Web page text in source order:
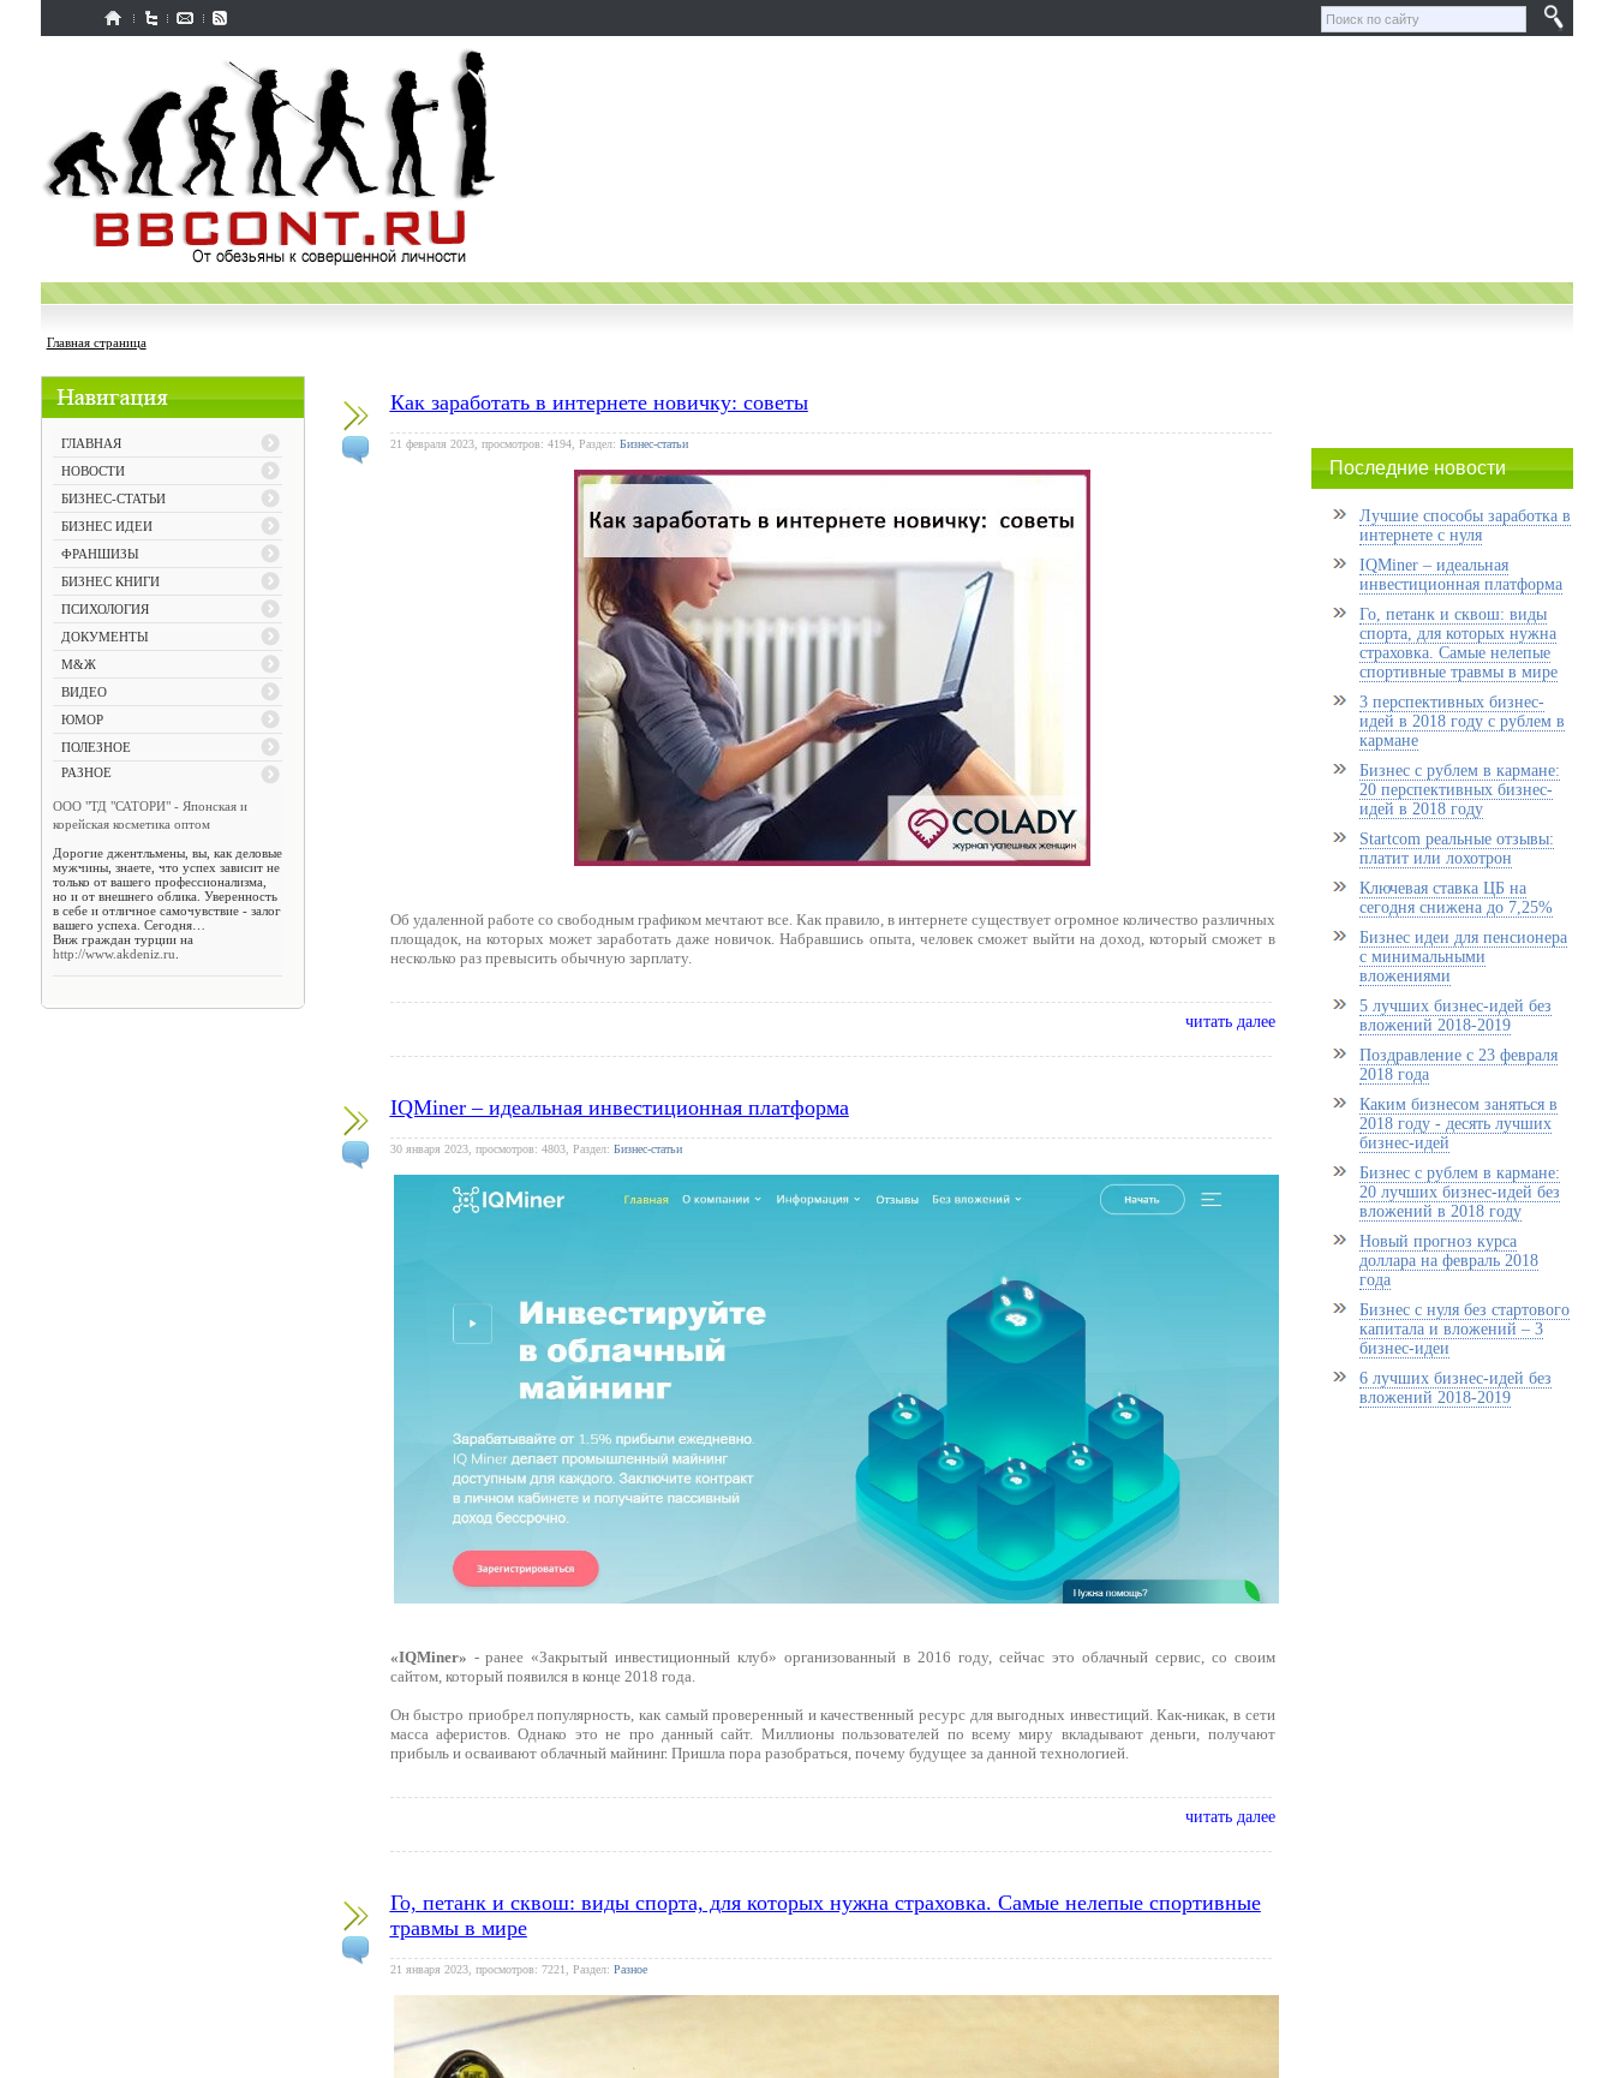
Главная страница
ГЛАВНАЯ
НОВОСТИ
БИЗНЕС-СТАТЬИ
БИЗНЕС ИДЕИ
ФРАНШИЗЫ
БИЗНЕС КНИГИ
ПСИХОЛОГИЯ
ДОКУМЕНТЫ
М&Ж
ВИДЕО
ЮМОР
ПОЛЕЗНОЕ
РАЗНОЕ
ООО "ТД "САТОРИ" - Японская и
корейская косметика оптом
Дорогие джентльмены, вы, как деловые
мужчины, знаете, что успех зависит не
только от вашего профессионализма,
но и от внешнего облика. Уверенность
в себе и отличное самочувствие - залог
вашего успеха. Сегодня…
Внж граждан турции на
http://www.akdeniz.ru
Как заработать в интернете новичку: советы
21 февраля 2023, просмотров: 4194, Раздел: Бизнес-статьи
Об удаленной работе со свободным графиком мечтают все. Как правило, в интернете существует огромное количество различных
площадок, на которых может заработать даже новичок. Набравшись опыта, человек сможет выйти на доход, который сможет в
несколько раз превысить обычную зарплату.
читать далее
IQMiner – идеальная инвестиционная платформа
30 января 2023, просмотров: 4803, Раздел: Бизнес-статьи
«IQMiner» - ранее «Закрытый инвестиционный клуб» организованный в 2016 году, сейчас это облачный сервис, со своим
сайтом, который появился в конце 2018 года.
Он быстро приобрел популярность, как самый проверенный и качественный ресурс для выгодных инвестиций. Как-никак, в сети
масса аферистов. Однако это не про данный сайт. Миллионы пользователей по всему миру вкладывают деньги, получают
прибыль и осваивают облачный майнинг. Пришла пора разобраться, почему будущее за данной технологией.
читать далее
Го, петанк и сквош: виды спорта, для которых нужна страховка. Самые нелепые спортивные
травмы в мире
21 января 2023, просмотров: 7221, Раздел: Разное
Последние новости
Лучшие способы заработка в
интернете с нуля
IQMiner – идеальная
инвестиционная платформа
Го, петанк и сквош: виды
спорта, для которых нужна
страховка. Самые нелепые
спортивные травмы в мире
3 перспективных бизнес-
идей в 2018 году с рублем в
кармане
Бизнес с рублем в кармане:
20 перспективных бизнес-
идей в 2018 году
Startcom реальные отзывы:
платит или лохотрон
Ключевая ставка ЦБ на
сегодня снижена до 7,25%
Бизнес идеи для пенсионера
с минимальными
вложениями
5 лучших бизнес-идей без
вложений 2018-2019
Поздравление с 23 февраля
2018 года
Каким бизнесом заняться в
2018 году - десять лучших
бизнес-идей
Бизнес с рублем в кармане:
20 лучших бизнес-идей без
вложений в 2018 году
Новый прогноз курса
доллара на февраль 2018
года
Бизнес с нуля без стартового
капитала и вложений – 3
бизнес-идеи
6 лучших бизнес-идей без
вложений 2018-2019